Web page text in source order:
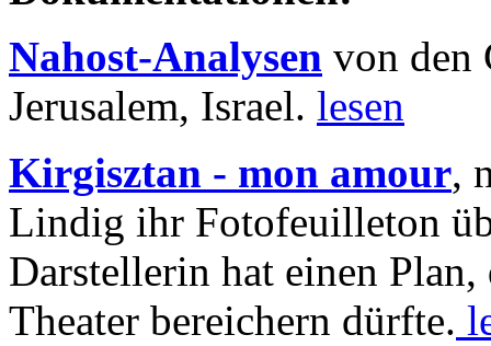
Nahost-Analysen von den
Jerusalem, Israel. lesen
Kirgisztan - mon amour,
Lindig ihr Fotofeuilleton
Darstellerin hat einen Plan,
Theater bereichern dürfte.